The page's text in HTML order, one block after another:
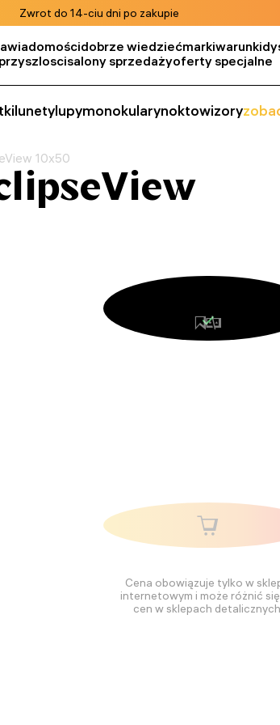
Zwrot do 14-ciu dni po zakupie
wiadomościdobrze wiedziećmarkiwarunki
salony sprzedażyoferty specjalne
lunetylupymonokularynoktowizory
10x50
Cena obowiązuje tylko w
internetowym i może różnić
cen w sklepach